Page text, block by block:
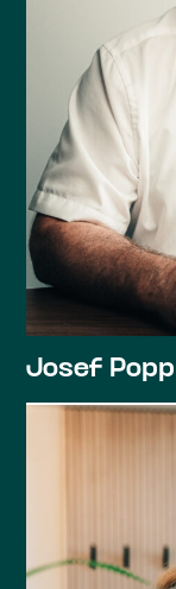
Josef Popp
Dipl.-
Studium des
Herrsching